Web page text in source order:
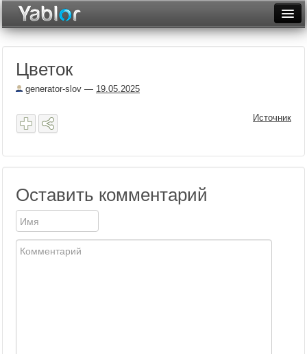
Месяц
Цветок
generator-slov — 19.05.2025
Источник
Оставить комментарий